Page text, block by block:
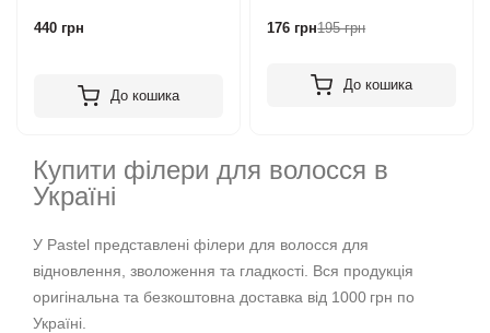
440 грн
До кошика
176 грн195 грн
До кошика
Купити філери для волосся в
Україні
У Pastel представлені філери для волосся для
відновлення, зволоження та гладкості. Вся продукція
оригінальна та безкоштовна доставка від 1000 грн по
Україні.